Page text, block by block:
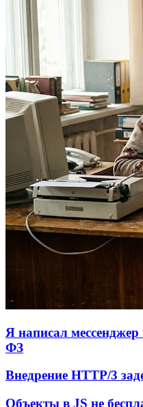
Я написал
ФЗ
Внедрение HTTP/3
Объекты в JS не